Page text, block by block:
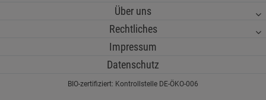
Über uns
Rechtliches
Impressum
Datenschutz
BIO-zertifiziert: Kontrollstelle DE-ÖKO-006